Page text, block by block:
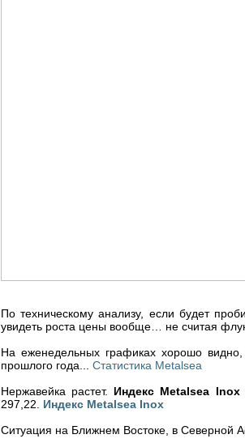
По техническому анализу, если будет
увидеть роста цены вообще… не считая
На еженедельных графиках хорошо
прошлого года... Статистика Metalsea
Нержавейка растет. Индекс Metalsea Inox
297,22. Индекс Metalsea Inox
Ситуация на Ближнем Востоке, в Северной